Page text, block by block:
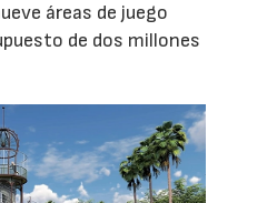
áreas de juego
de dos millones